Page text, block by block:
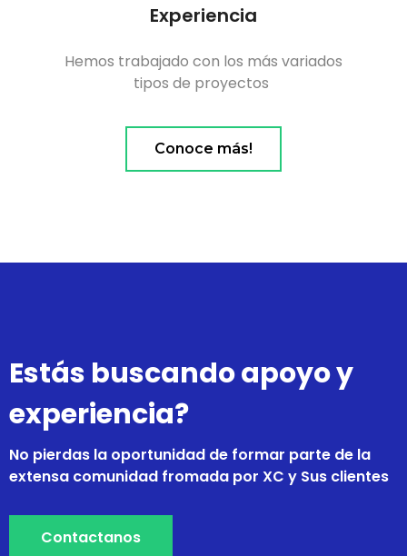
Experiencia
Hemos trabajado con los más variados
tipos de proyectos
Conoce más!
Estás buscando apoyo y
experiencia?
No pierdas la oportunidad de formar parte de la
extensa comunidad fromada por XC y Sus clientes
Contactanos